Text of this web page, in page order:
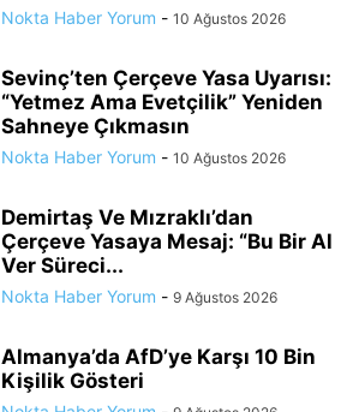
Nokta Haber Yorum - 10 Ağustos 2026
Sevinç’ten Çerçeve Yasa Uyarısı:
“Yetmez Ama Evetçilik” Yeniden
Sahneye Çıkmasın
Nokta Haber Yorum - 10 Ağustos 2026
Demirtaş Ve Mızraklı’dan
Çerçeve Yasaya Mesaj: “Bu Bir Al
Ver Süreci...
Nokta Haber Yorum - 9 Ağustos 2026
Almanya’da AfD’ye Karşı 10 Bin
Kişilik Gösteri